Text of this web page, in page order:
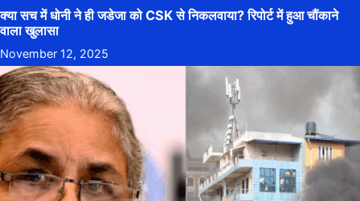
क्या सच में धोनी ने ही जडेजा को CSK से निकलवाया? रिपोर्ट में हुआ चौंकाने
वाला खुलासा
November 12, 2025